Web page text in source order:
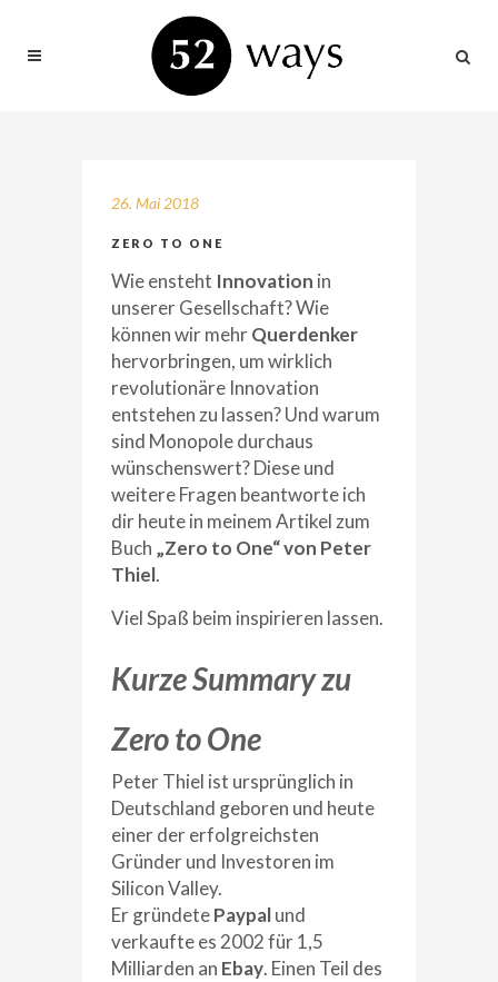
26. Mai 2018
ZERO TO ONE
Wie ensteht Innovation in
unserer Gesellschaft? Wie
können wir mehrQuerdenker
hervorbringen, um wirklich
revolutionäre Innovation
entstehen zu lassen? Und warum
sind Monopole durchaus
wünschenswert? Diese und
weitere Fragen beantworte ich
dir heute in meinem Artikel zum
Buch „Zero to One“ von Peter
Thiel.
Viel Spaß beim inspirieren lassen.
Kurze Summary zu
Zero to One
Peter Thiel ist ursprünglich in
Deutschland geboren und heute
einer der erfolgreichsten
Gründer und Investoren im
Silicon Valley.
Er gründetePaypalund
verkaufte es 2002 für 1,5
Milliarden an Ebay. Einen Teil des